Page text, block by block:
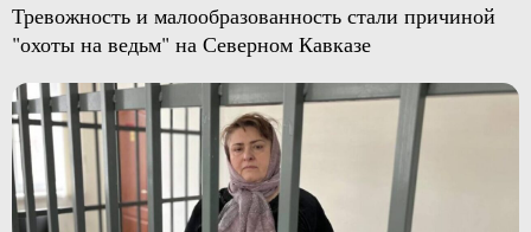
Тревожность и малообразованность стали причиной
"охоты на ведьм" на Северном Кавказе